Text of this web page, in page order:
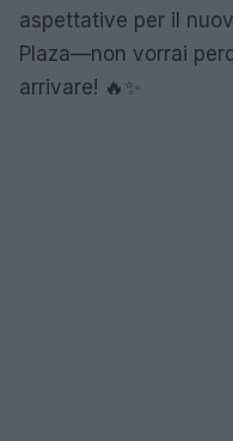
aspettative per il
Plaza—non vorrai
arrivare! 🔥✨